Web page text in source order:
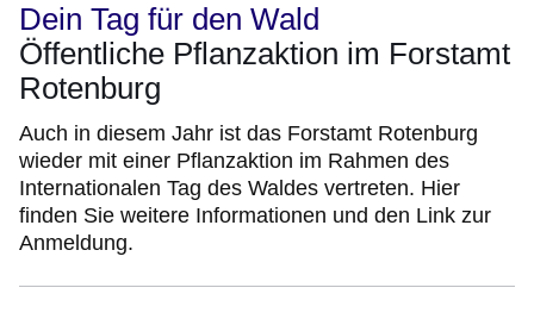
Dein Tag für den Wald
Öffentliche Pflanzaktion im Forstamt
Rotenburg
Auch in diesem Jahr ist das Forstamt Rotenburg
wieder mit einer Pflanzaktion im Rahmen des
Internationalen Tag des Waldes vertreten. Hier
finden Sie weitere Informationen und den Link zur
Anmeldung.